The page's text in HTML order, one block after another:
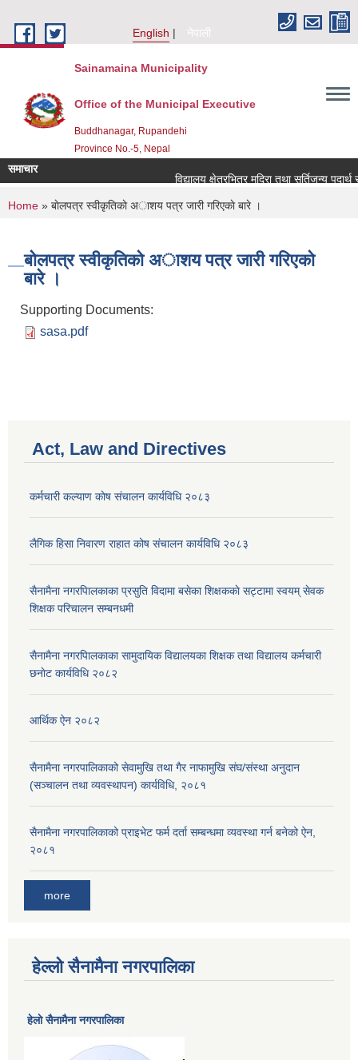
English
नेपाली
Sainamaina Municipality
Office of the Municipal Executive
Buddhanagar, Rupandehi
Province No.-5, Nepal
समाचार
विद्यालय क्षेत्रभित्र मदिरा तथा सुर्तिजन्य
You are here
Home » बाेलपत्र स्वीकृतिकाे अाशय पत्र जारी गरिएकाे बारे ।
बाेलपत्र स्वीकृतिकाे अाशय पत्र जारी गरिएकाे
बारे ।
Supporting Documents:
sasa.pdf
Act, Law and Directives
कर्मचारी कल्याण काेष संचालन कार्यविधि २०८३
लैगिक हिसा निवारण राहात कोष संचालन कार्यविधि २०८३
सैनामैना नगरपािलकाका प्रसुति विदामा बसेका शिक्षककाे सट्टामा स्वयम् सेवक
शिक्षक परिचालन सम्बनधमी
सैनामैना नगरपािलकाका सामुदायिक विद्यालयका शिक्षक तथा विद्यालय कर्मचारी
छनाेट कार्यविधि २०८२
आर्थिक ऐन २०८२
सैनामैना नगरपालिकाको सेवामुखि तथा गैर नाफामुखि संघ/संस्था अनुदान
(सञ्चालन तथा व्यवस्थापन) कार्यविधि, २०८१
सैनामैना नगरपालिकाको प्राइभेट फर्म दर्ता सम्बन्धमा व्यवस्था गर्न बनेको ऐन,
२०८१
more
हेल्लो सैनामैना नगरपालिका
हेलाे सैनामैना नगरपालिका